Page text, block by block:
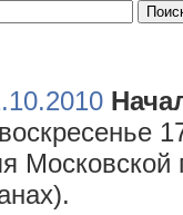
Московской